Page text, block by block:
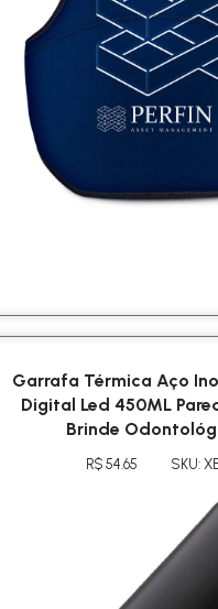
Garrafa Térmica Aço
Digital Led 450ML
Brinde
R$ 54.65 SKU: